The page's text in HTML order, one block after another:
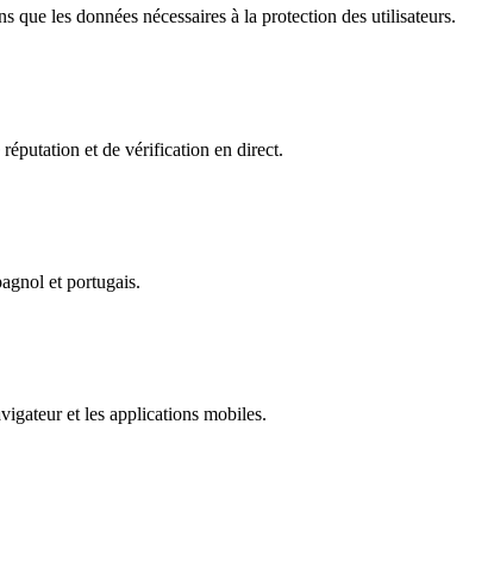
les données nécessaires à la protection des utilisateurs.
et de vérification en direct.
et portugais.
et les applications mobiles.